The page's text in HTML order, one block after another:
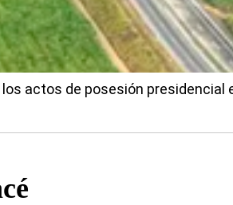
actos de posesión presidencial